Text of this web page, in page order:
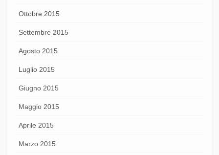
Ottobre 2015
Settembre 2015
Agosto 2015
Luglio 2015
Giugno 2015
Maggio 2015
Aprile 2015
Marzo 2015